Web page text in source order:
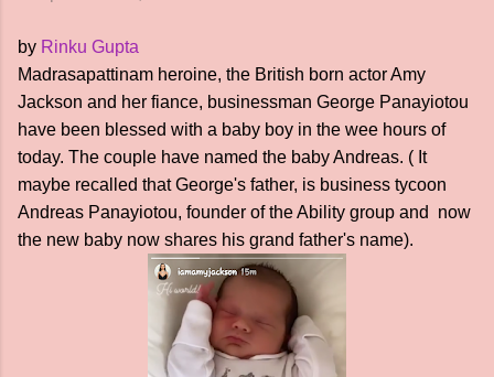
by Rinku Gupta
Madrasapattinam heroine, the British born actor Amy
Jackson and her fiance, businessman George Panayiotou
have been blessed with a baby boy in the wee hours of
today. The couple have named the baby Andreas. ( It
maybe recalled that George's father, is business tycoon
Andreas Panayiotou, founder of the Ability group and now
the new baby now shares his grand father's name).